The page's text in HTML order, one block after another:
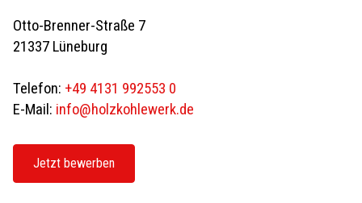
Otto-Brenner-Straße 7
21337 Lüneburg
Telefon: +49 4131 992553 0
E-Mail: info@holzkohlewerk.de
Jetzt bewerben